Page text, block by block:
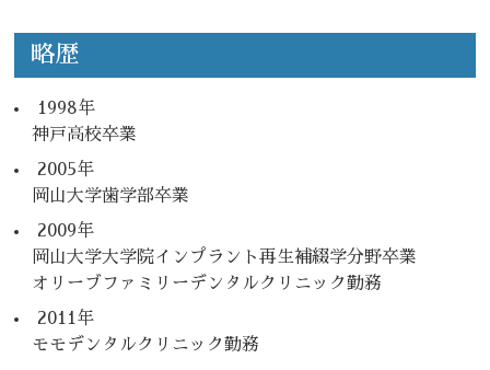
略歴
1998年
神戸高校卒業
2005年
岡山大学歯学部卒業
2009年
岡山大学大学院インプラント再生補綴学分野卒業
オリーブファミリーデンタルクリニック勤務
2011年
モモデンタルクリニック勤務